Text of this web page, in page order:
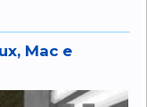
Mac e